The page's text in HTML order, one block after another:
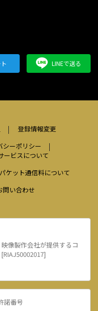
LINEで送る
登録情報変更
シーポリシー
ービスについて
パケット通信料について
問い合わせ
像製作会社が提供するコ
諾番号